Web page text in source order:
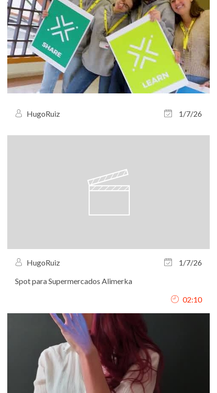
HugoRuiz 1/7/26
HugoRuiz
1/7/26
Spot para Supermercados Alimerka
02:10